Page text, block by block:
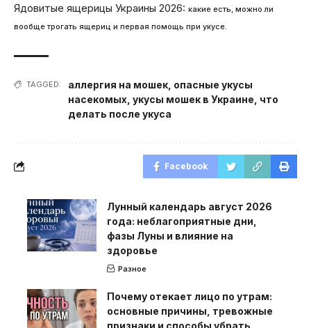
Ядовитые ящерицы Украины 2026: какие есть, можно ли
вообще трогать ящериц и первая помощь при укусе.
TAGGED: аллергия на мошек опасные укусы
насекомых укусы мошек в Украине что
делать после укуса
Facebook
Лунный календарь август 2026
года: неблагоприятные дни,
фазы Луны и влияние на
здоровье
Разное
Почему отекает лицо по утрам:
основные причины, тревожные
признаки и способы убрать